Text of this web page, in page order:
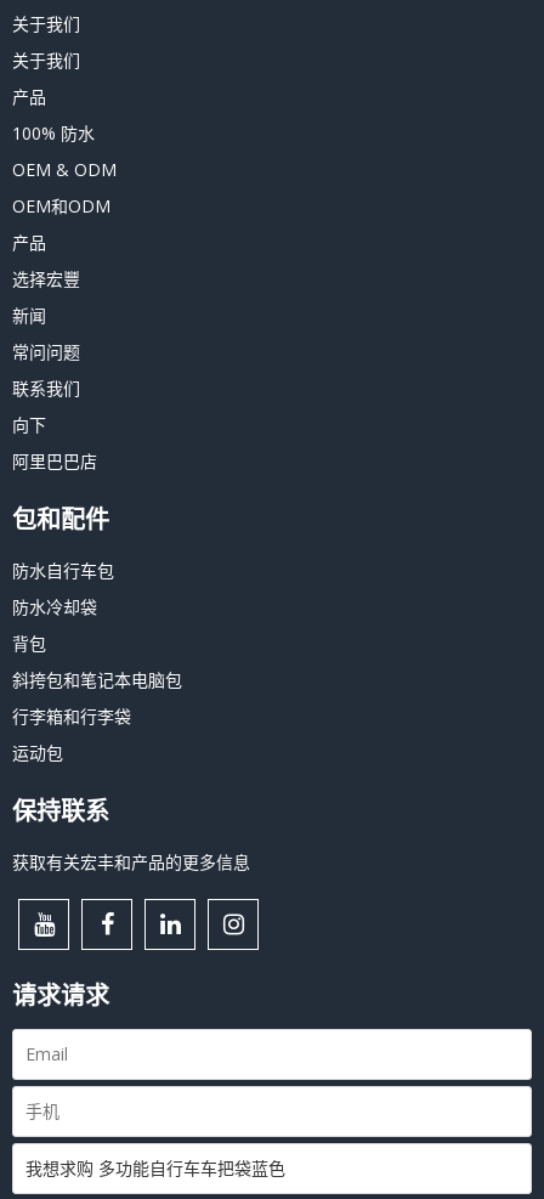
关于我们
关于我们
产品
100% 防水
OEM & ODM
OEM和ODM
产品
选择宏豐
新闻
常问问题
联系我们
向下
阿里巴巴店
包和配件
防水自行车包
防水冷却袋
背包
斜挎包和笔记本电脑包
行李箱和行李袋
运动包
保持联系
获取有关宏丰和产品的更多信息
请求请求